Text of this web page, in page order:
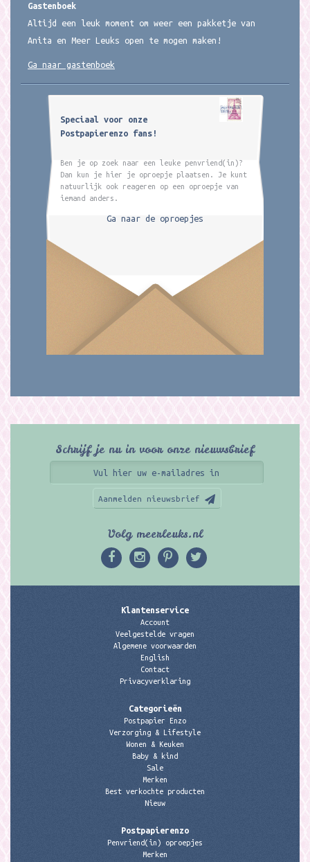
Gastenboek
Altijd een leuk moment om weer een pakketje van
Anita en Meer Leuks open te mogen maken!
Ga naar gastenboek
Speciaal voor onze
Postpapierenzo fans!
Ben je op zoek naar een leuke penvriend(in)?
Dan kun je hier je oproepje plaatsen. Je kunt
natuurlijk ook reageren op een oproepje van
iemand anders.
Ga naar de oproepjes
Schrijf je nu in voor onze nieuwsbrief
Aanmelden nieuwsbrief
Volg meerleuks.nl
Klantenservice
Account
Veelgestelde vragen
Algemene voorwaarden
English
Contact
Privacyverklaring
Categorieën
Postpapier Enzo
Verzorging & Lifestyle
Wonen & Keuken
Baby & kind
Sale
Merken
Best verkochte producten
Nieuw
Postpapierenzo
Penvriend(in) oproepjes
Merken